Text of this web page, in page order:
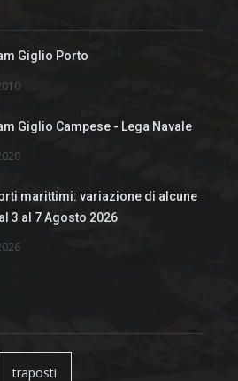
Giglio Porto
Giglio Campese - Lega Navale
marittimi: variazione di alcune
3 al 7 Agosto 2026
traposti